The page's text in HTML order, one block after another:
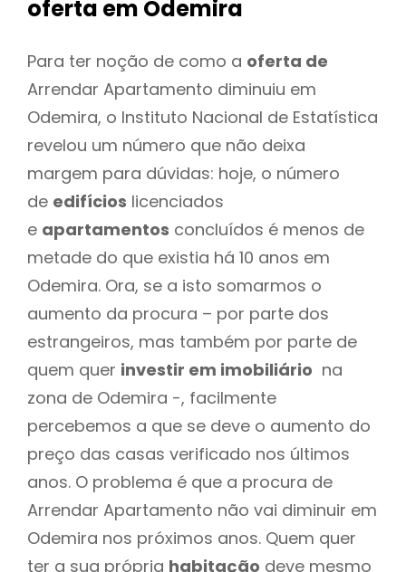
oferta em Odemira
Para ter noção de como a oferta de
Arrendar Apartamento diminuiu em
Odemira, o Instituto Nacional de Estatística
revelou um número que não deixa
margem para dúvidas: hoje, o número
de edifícios licenciados
e apartamentos concluídos é menos de
metade do que existia há 10 anos em
Odemira. Ora, se a isto somarmos o
aumento da procura – por parte dos
estrangeiros, mas também por parte de
quem quer investir em imobiliário na
zona de Odemira -, facilmente
percebemos a que se deve o aumento do
preço das casas verificado nos últimos
anos. O problema é que a procura de
Arrendar Apartamento não vai diminuir em
Odemira nos próximos anos. Quem quer
ter a sua própria habitação deve mesmo